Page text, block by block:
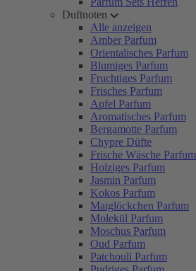
Duftnoten
Alle anzeigen
Amber Parfum
Orientalisches Parfum
Blumiges Parfum
Fruchtiges Parfum
Frisches Parfum
Apfel Parfum
Aromatisches Parfum
Bergamotte Parfum
Chypre Düfte
Frische Wäsche Parfum
Holziges Parfum
Jasmin Parfum
Kokos Parfum
Maiglöckchen Parfum
Molekül Parfum
Moschus Parfum
Oud Parfum
Patchouli Parfum